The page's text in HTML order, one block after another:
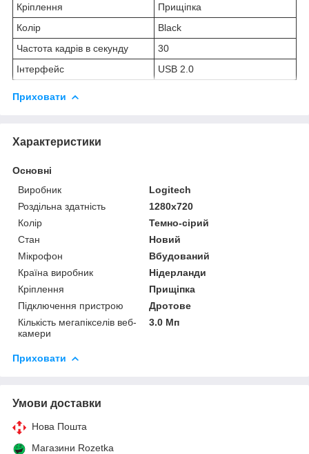
Кріплення
Прищіпка
Колір
Black
Частота кадрів в секунду
30
Інтерфейс
USB 2.0
Приховати
Характеристики
Основні
Виробник
Logitech
Роздільна здатність
1280x720
Колір
Темно-сірий
Стан
Новий
Мікрофон
Вбудований
Країна виробник
Нідерланди
Кріплення
Прищіпка
Підключення пристрою
Дротове
Кількість мегапікселів веб-
камери
3.0 Мп
Приховати
Умови доставки
Нова Пошта
Магазини Rozetka